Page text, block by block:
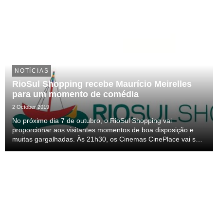
NOTÍCIAS
RioSul Shopping recebe Maurício Meirelles
para um momento de comédia
2 October 2019
No próximo dia 7 de outubro, o RioSul Shopping vai
proporcionar aos visitantes momentos de boa disposição e
muitas gargalhadas. Às 21h30, os Cinemas CinePlace vai ser